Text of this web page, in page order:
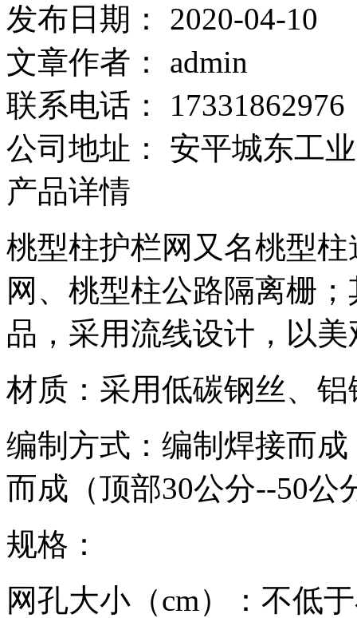
发布日期：
2020-04-10
文章作者：
admin
联系电话：
17331862976
公司地址：
安平城东工
产品详情
桃型柱护栏网又名桃型
网、桃型柱公路隔离栅
品，采用流线设计，以
材质：采用低碳钢丝、
编制方式：编制焊接而
而成（顶部30公分--50公
规格：
网孔大小（cm）：不低